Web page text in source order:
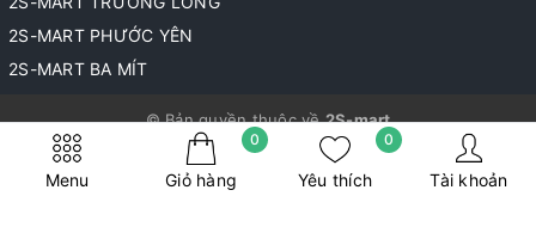
Menu Giỏ hàng
0
Yêu thích
0
Tài khoản
2S-MART PHƯỚC YÊN
2S-MART BA MÍT
© Bản quyền thuộc về2S-mart
Cung cấp bởi
Sapo